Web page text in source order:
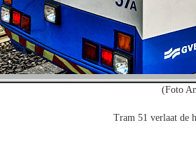
(Foto
Tram 51 verlaat de